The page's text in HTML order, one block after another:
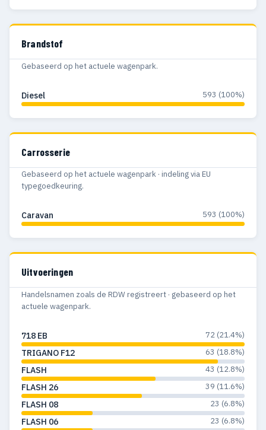
Brandstof
Gebaseerd op het actuele wagenpark.
Diesel 593 (100%)
Carrosserie
Gebaseerd op het actuele wagenpark · indeling via EU
typegoedkeuring.
Caravan 593 (100%)
Uitvoeringen
Handelsnamen zoals de RDW registreert · gebaseerd op het
actuele wagenpark.
718 EB 72 (21.4%)
TRIGANO F12 63 (18.8%)
FLASH 43 (12.8%)
FLASH 26 39 (11.6%)
FLASH 08 23 (6.8%)
FLASH 06 23 (6.8%)